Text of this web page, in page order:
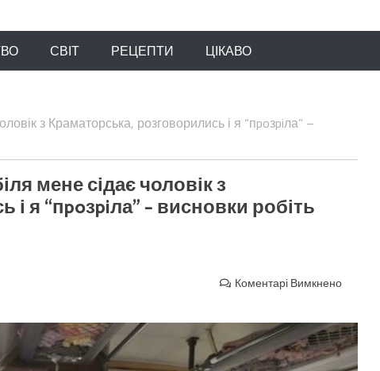
СВІТ РЕЦЕПТИ ЦІКАВО
з Краматорська, розговорились і я “пpoзpiла” –
мене сідає чоловік з
я “пpoзpiла” – висновки робіть
Коментарі Вимкнено
їду
в
Полтаву,